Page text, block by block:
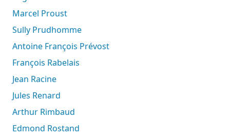
Marcel Proust
Sully Prudhomme
Antoine François Prévost
François Rabelais
Jean Racine
Jules Renard
Arthur Rimbaud
Edmond Rostand